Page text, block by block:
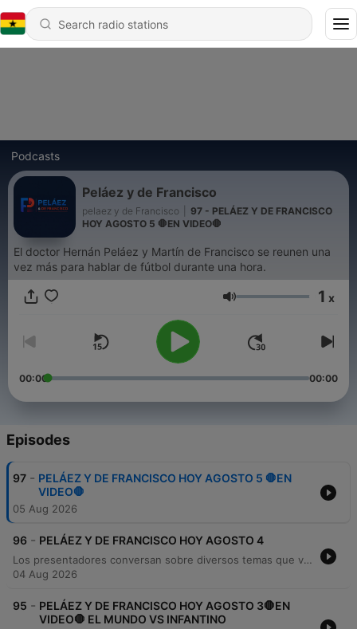
Podcasts
Peláez y de Francisco
pelaez y de Francisco
97 - PELÁEZ Y DE FRANCISCO
HOY AGOSTO 5 🛑EN VIDEO🛑
El doctor Hernán Peláez y Martín de Francisco se reunen una
vez más para hablar de fútbol durante una hora.
Volume 1 x
00:00 00:00
Episodes
97 - PELÁEZ Y DE FRANCISCO HOY AGOSTO 5 🛑EN
VIDEO🛑
05 Aug 2026
96 - PELÁEZ Y DE FRANCISCO HOY AGOSTO 4
Los presentadores conversan sobre diversos temas que van desde la música tropical clásica de Tito Rodríguez hasta noticias del fútbol colombiano e internacional. Analizan el empate entre Bucaramanga y Cúcuta, las ofertas por los derechos de la Dimayor y el traspaso del arquero Jordan García a la Universidad de Chile. También se analizan las alineaciones de equipos como Millonarios, Medellín y Pasto, junto con noticias sobre transferencias europeas, la trayectoria de Dylan Zárate y el retiro de Teófilo Gutiérrez. El episodio concluye abordando el fallecimiento de Jaime Llanes, las exigencias contractuales de Memphis Depay y las posibles sedes para el Mundial 2030.
04 Aug 2026
95 - PELÁEZ Y DE FRANCISCO HOY AGOSTO 3🛑EN
VIDEO🛑 EL MUNDO VS INFANTINO